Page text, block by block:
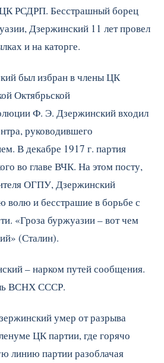
РСДРП. Бесстрашный борец
Дзержинский 11 лет провел
и на каторге.
был избран в члены ЦК
Октябрьской
Ф. Э. Дзержинский входил
руководившего
В декабре 1917 г. партия
во главе ВЧК. На этом посту,
ОГПУ, Дзержинский
волю и бесстрашие в борьбе с
«Гроза буржуазии – вот чем
(Сталин).
– нарком путей сообщения.
ВСНХ СССР.
умер от разрыва
ЦК партии, где горячо
линию партии разоблачая